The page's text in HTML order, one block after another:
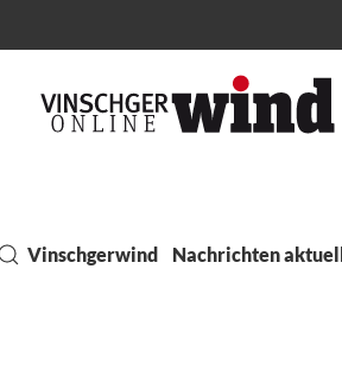
Vinschgerwind Nachrichten aktuell